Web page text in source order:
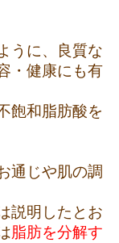
うに、良質な
・健康にも有
飽和脂肪酸を
通じや肌の調
説明したとお
脂肪を分解す